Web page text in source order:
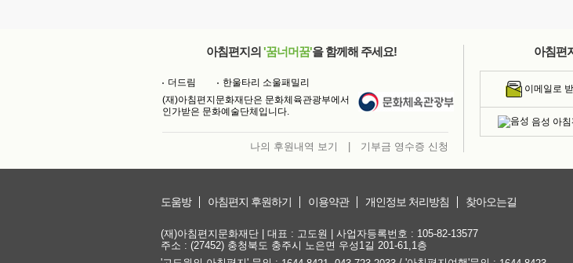
아침편지의 '꿈너머꿈'을 함께해 주세요!
더드림
한울타리 소울패밀리
(재)아침편지문화재단은 문화체육관광부에서
인가받은 문화예술단체입니다.
나의 후원내역 보기 기부금 영수증 신청
아침편
이메일로 받
음성 아
도움방 아침편지 후원하기 이용약관 개인정보 처리방침 찾아오는길
(재)아침편지문화재단 | 대표 : 고도원 | 사업자등록번호 : 105-82-13577
주소 : (27452) 충청북도 충주시 노은면 우성1길 201-61,1층